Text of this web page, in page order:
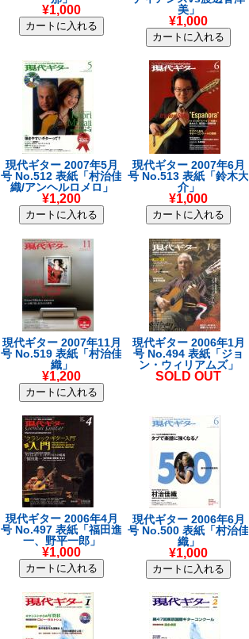
¥1,000
美」
¥1,000
現代ギター 2007年5月
号 No.512 表紙「村治佳
織/アンヘルロメロ」
¥1,200
現代ギター 2007年6月
号 No.513 表紙「鈴木大
介」
¥1,000
現代ギター 2007年11月
号 No.519 表紙「村治佳
織」
¥1,200
現代ギター 2006年1月
号 No.494 表紙「ジョ
ン・ウィリアムズ」
SOLD OUT
現代ギター 2006年4月
号 No.497 表紙「福田進
一、野平一郎」
¥1,000
現代ギター 2006年6月
号 No.500 表紙「村治佳
織」
¥1,000